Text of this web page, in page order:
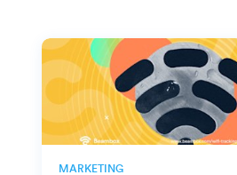
MARKETING